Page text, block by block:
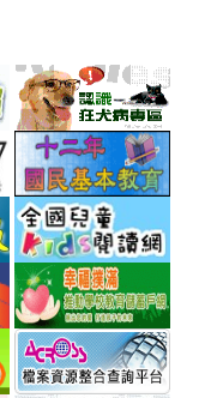
MAIN/index.aspx
link
to
http://
link
anti-
link
http://
link
to
http://163.30.192.132/
link
to
https://
to
link
to